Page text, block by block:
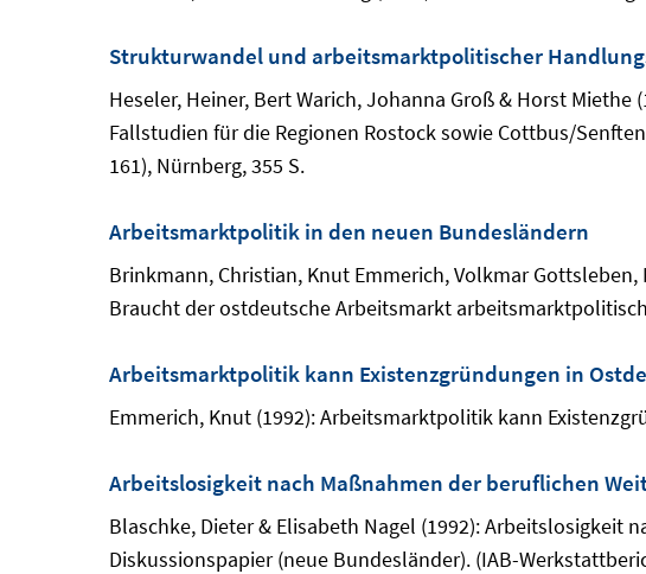
Strukturwandel und arbeitsmarktpolitischer
Heseler, Heiner, Bert Warich, Johanna Groß & Horst
Fallstudien für die Regionen Rostock sowie Cottbus/
161), Nürnberg, 355 S.
Arbeitsmarktpolitik in den neuen Bundesländern
Brinkmann, Christian, Knut Emmerich, Volkmar
Braucht der ostdeutsche Arbeitsmarkt
Arbeitsmarktpolitik kann Existenzgründungen in
Emmerich, Knut (1992): Arbeitsmarktpolitik kann
Arbeitslosigkeit nach Maßnahmen der beruflichen
Blaschke, Dieter & Elisabeth Nagel (1992):
Diskussionspapier (neue Bundesländer). (IAB-